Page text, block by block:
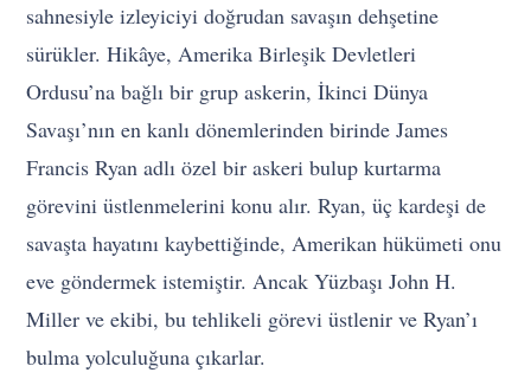
sahnesiyle izleyiciyi doğrudan savaşın dehşetine
sürükler. Hikâye, Amerika Birleşik Devletleri
Ordusu’na bağlı bir grup askerin, İkinci Dünya
Savaşı’nın en kanlı dönemlerinden birinde James
Francis Ryan adlı özel bir askeri bulup kurtarma
görevini üstlenmelerini konu alır. Ryan, üç kardeşi de
savaşta hayatını kaybettiğinde, Amerikan hükümeti onu
eve göndermek istemiştir. Ancak Yüzbaşı John H.
Miller ve ekibi, bu tehlikeli görevi üstlenir ve Ryan’ı
bulma yolculuğuna çıkarlar.